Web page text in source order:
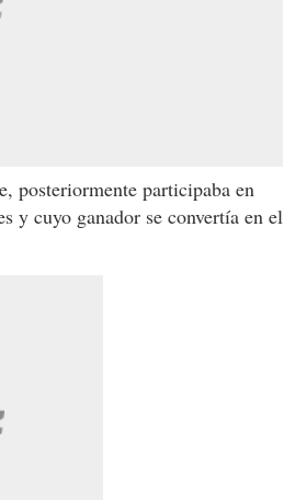
posteriormente participaba en
y cuyo ganador se convertía en el